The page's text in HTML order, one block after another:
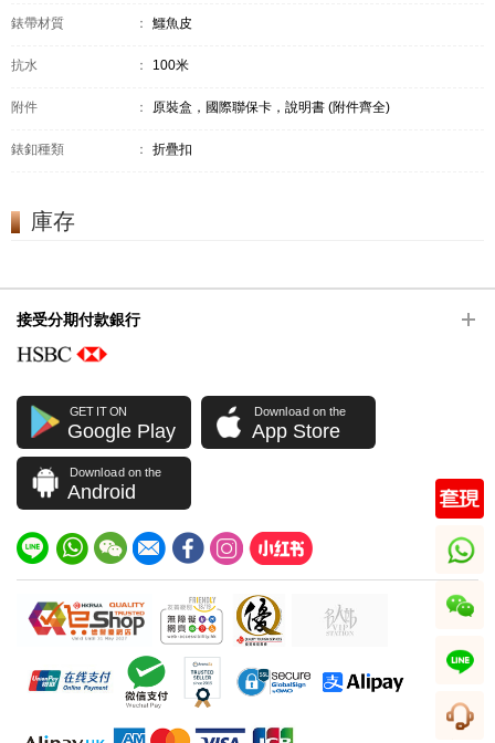
錶帶材質 ： 鱷魚皮
抗水 ： 100米
附件 ： 原裝盒，國際聯保卡，說明書 (附件齊全)
錶釦種類 ： 折疊扣
庫存
接受分期付款銀行
GET IT ON
Google Play
Download on the
App Store
Download on the
Android
whatsapp